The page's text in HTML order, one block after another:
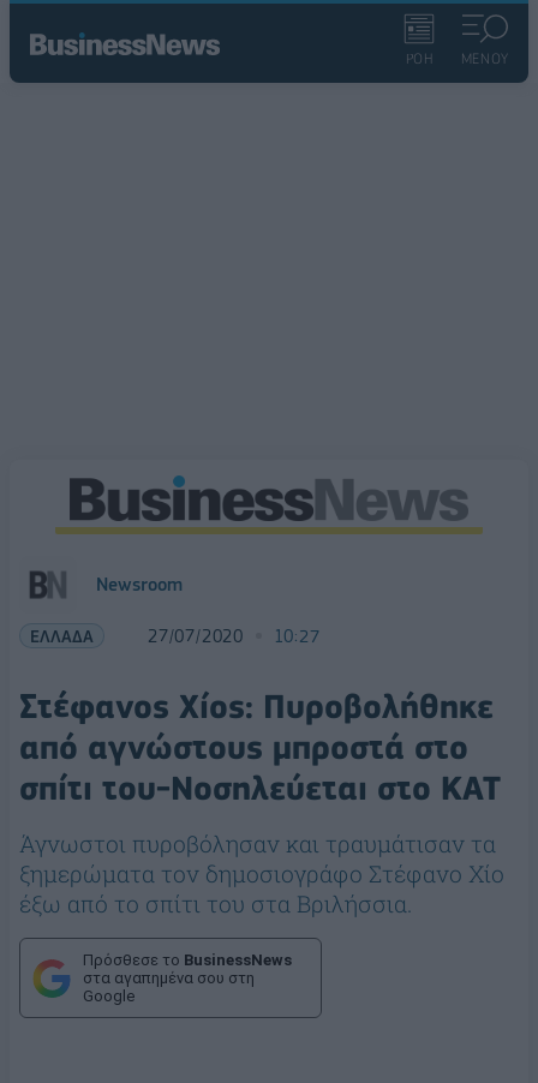
ΡΟΗ ΜΕΝΟΥ
Newsroom
ΕΛΛΑΔΑ 27/07/2020 10:27
Στέφανος Χίος: Πυροβολήθηκε
από αγνώστους μπροστά στο
σπίτι του-Νοσηλεύεται στο ΚΑΤ
Άγνωστοι πυροβόλησαν και τραυμάτισαν τα
ξημερώματα τον δημοσιογράφο Στέφανο Χίο
έξω από το σπίτι του στα Βριλήσσια.
Πρόσθεσε το BusinessNews
στα αγαπημένα σου στη
Google